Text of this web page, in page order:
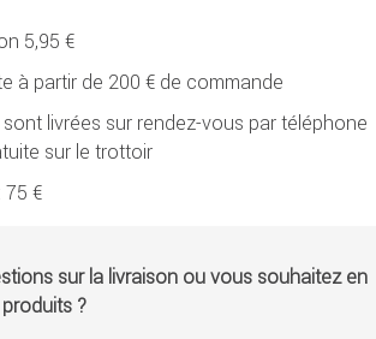
5,95 €
à partir de 200 € de commande
livrées sur rendez-vous par téléphone
sur le trottoir
75 €
sur la livraison ou vous souhaitez en
?